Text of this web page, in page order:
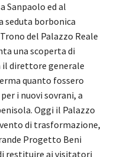
Sanpaolo ed al
seduta borbonica
del Palazzo Reale
una scoperta di
il direttore generale
quanto fossero
i nuovi sovrani, a
Oggi il Palazzo
di trasformazione,
Progetto Beni
restituire ai visitatori